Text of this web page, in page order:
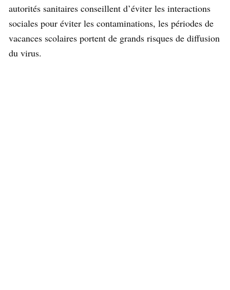
autorités sanitaires conseillent d’éviter les interactions
sociales pour éviter les contaminations, les périodes de
vacances scolaires portent de grands risques de diffusion
du virus.